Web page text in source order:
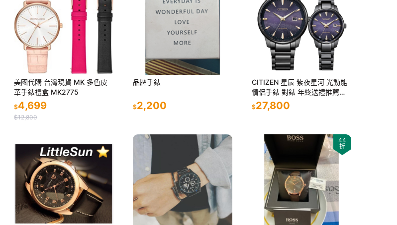
美國代購 台灣現貨 MK 多色皮
革手錶禮盒 MK2775
$4,699
$12,800
品牌手錶
$2,200
CITIZEN 星辰 紫夜星河 光動能
情侶手錶 對錶 年終送禮推薦
BM7595-89X+EW2595-81X
$27,800
44
折